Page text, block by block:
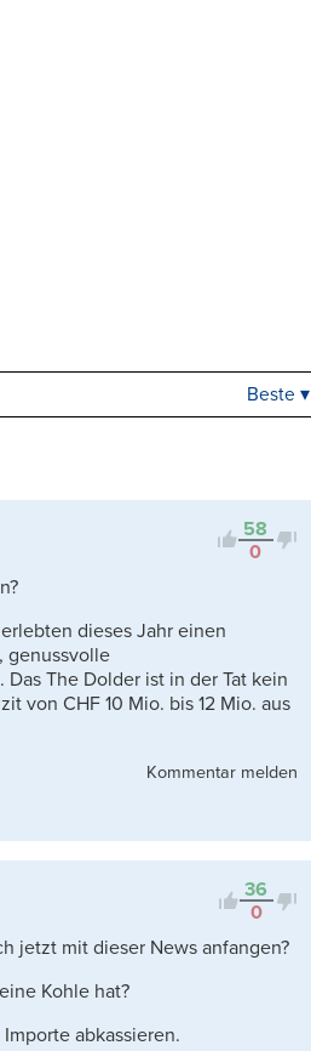
Kontrovers
Beste ▾
58
0
dieses Jahr einen
genussvolle
The Dolder ist in der Tat kein
von CHF 10 Mio. bis 12 Mio. aus
Kommentar melden
36
0
jetzt mit dieser News anfangen?
Kohle hat?
abkassieren.